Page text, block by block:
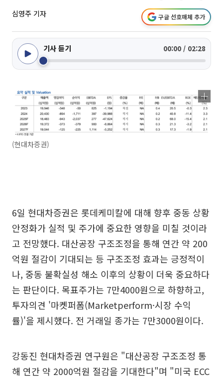
심영주 기자 구글 선호매체 추가
기사 듣기 00:00 / 02:28
(현대차증권)
6일 현대차증권은 롯데케미칼에 대해 향후 중동 상황
안정화가 실적 및 주가에 중요한 영향을 미칠 것이라
고 전망했다. 대산공장 구조조정을 통해 연간 약 200
억원 절감이 기대되는 등 구조조정 효과는 긍정적이
나, 중동 불확실성 해소 이후의 상황이 더욱 중요하다
는 판단이다. 목표주가는 7만4000원으로 하향하고,
투자의견 '마켓퍼폼(Marketperform·시장 수익
률)'을 제시했다. 전 거래일 종가는 7만3000원이다.
강동진 현대차증권 연구원은 "대산공장 구조조정 통
해 연간 약 2000억원 절감을 기대한다"며 "미국 ECC